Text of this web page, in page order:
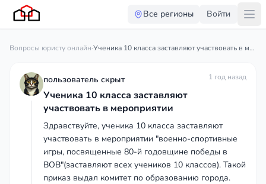
Все регионы Войти
Вопросы юристу онлайн· Ученика 10 класса заставляют участвовать в мероприятии
пользователь скрыт 1 год назад
Ученика 10 класса заставляют
участвовать в мероприятии
Здравствуйте, ученика 10 класса заставляют
участвовать в мероприятии "военно-спортивные
игры, посвященные 80-й годовщине победы в
ВОВ"(заставляют всех учеников 10 классов). Такой
приказ выдал комитет по образованию города.